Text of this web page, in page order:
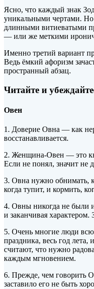
Ясно, что каждый знак
уникальными чертами.
длинными витиеватыми
— или же меткими
Именно третий вариант
Ведь ёмкий афоризм
пространный абзац.
Читайте и
Овен
1. Доверие Овна — как
восстанавливается.
2. Женщина-Овен — это
Если не понял, значит не
3. Овна нужно обнимать,
когда тупит, и кормить,
4. Овны никогда не были
и заканчивая характером.
5. Очень многие люди
праздника, весь год
считают, что нужно
каждым мгновением.
6. Прежде, чем говорить
заставило его не быть